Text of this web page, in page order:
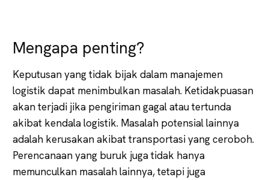
Mengapa penting?
Keputusan yang tidak bijak dalam manajemen
logistik dapat menimbulkan masalah. Ketidakpuasan
akan terjadi jika pengiriman gagal atau tertunda
akibat kendala logistik. Masalah potensial lainnya
adalah kerusakan akibat transportasi yang ceroboh.
Perencanaan yang buruk juga tidak hanya
memunculkan masalah lainnya, tetapi juga